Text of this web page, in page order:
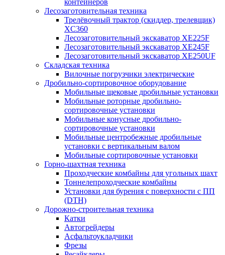
контейнеров
Лесозаготовительная техника
Трелёвочный трактор (скиддер, трелевщик)
XC360
Лесозаготовительный экскаватор XE225F
Лесозаготовительный экскаватор XE245F
Лесозаготовительный экскаватор XE250UF
Складская техника
Вилочные погрузчики электрические
Дробильно-сортировочное оборудование
Мобильные щековые дробильные установки
Мобильные роторные дробильно-
сортировочные установки
Мобильные конусные дробильно-
сортировочные установки
Мобильные центробежные дробильные
установки с вертикальным валом
Мобильные сортировочные установки
Горно-шахтная техника
Проходческие комбайны для угольных шахт
Тоннелепроходческие комбайны
Установки для бурения с поверхности с ПП
(DTH)
Дорожно-строительная техника
Катки
Автогрейдеры
Асфальтоукладчики
Фрезы